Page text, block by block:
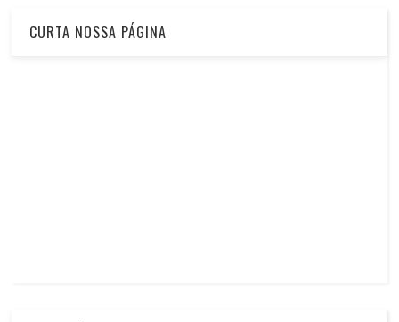
CURTA NOSSA PÁGINA